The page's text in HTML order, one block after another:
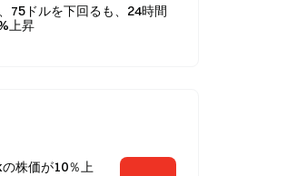
75ドルを下回るも、24時間
上昇
株価が10％上